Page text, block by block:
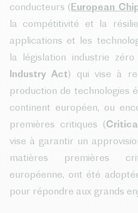
conducteurs (European
la compétitivité et la
applications et les
la législation industrie
Industry Act) qui vise à
production de technologies
continent européen, ou
premières critiques (
vise à garantir un
matières premières
européenne, ont été
pour répondre aux grands